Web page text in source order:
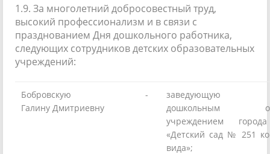
1.9. За многолетний добросовестный труд,
высокий профессионализм и в связи с
празднованием Дня дошкольного работника,
следующих сотрудников детских образовательных
учреждений:
Бобровскую
Галину Дмитриевну
-
заведующую
дошкольным
учреждением
«Детский сад № 251
вида»;